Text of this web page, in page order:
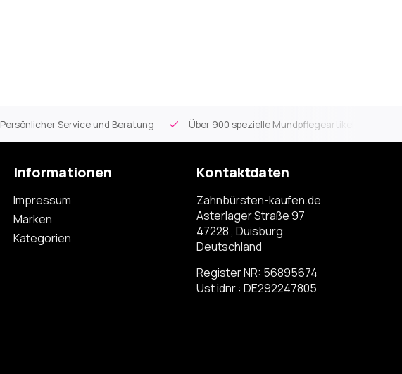
Persönlicher Service und Beratung Über 900 spezielle Mundpflegeartikel
Informationen
Impressum
Marken
Kategorien
Kontaktdaten
Zahnbürsten-kaufen.de
Asterlager Straße 97
47228 , Duisburg
Deutschland
Register NR: 56895674
Ust idnr.: DE292247805